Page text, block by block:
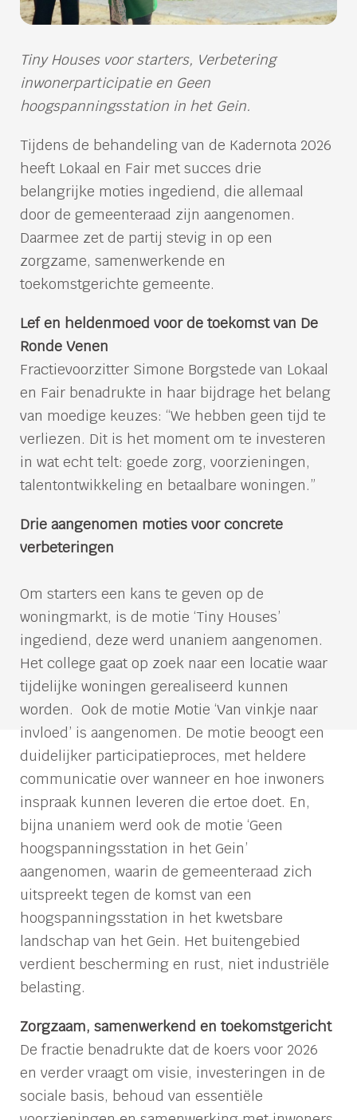
Tiny Houses voor starters, Verbetering
inwonerparticipatie en Geen
hoogspanningsstation in het Gein.
Tijdens de behandeling van de Kadernota 2026
heeft Lokaal en Fair met succes drie
belangrijke moties ingediend, die allemaal
door de gemeenteraad zijn aangenomen.
Daarmee zet de partij stevig in op een
zorgzame, samenwerkende en
toekomstgerichte gemeente.
Lef en heldenmoed voor de toekomst van De
Ronde Venen
Fractievoorzitter Simone Borgstede van Lokaal
en Fair benadrukte in haar bijdrage het belang
van moedige keuzes: “We hebben geen tijd te
verliezen. Dit is het moment om te investeren
in wat echt telt: goede zorg, voorzieningen,
talentontwikkeling en betaalbare woningen.”
Drie aangenomen moties voor concrete
verbeteringen
Om starters een kans te geven op de
woningmarkt, is de motie ‘Tiny Houses’
ingediend, deze werd unaniem aangenomen.
Het college gaat op zoek naar een locatie waar
tijdelijke woningen gerealiseerd kunnen
worden. Ook de motie Motie ‘Van vinkje naar
invloed’ is aangenomen. De motie beoogt een
duidelijker participatieproces, met heldere
communicatie over wanneer en hoe inwoners
inspraak kunnen leveren die ertoe doet. En,
bijna unaniem werd ook de motie ‘Geen
hoogspanningsstation in het Gein’
aangenomen, waarin de gemeenteraad zich
uitspreekt tegen de komst van een
hoogspanningsstation in het kwetsbare
landschap van het Gein. Het buitengebied
verdient bescherming en rust, niet industriële
belasting.
Zorgzaam, samenwerkend en toekomstgericht
De fractie benadrukte dat de koers voor 2026
en verder vraagt om visie, investeringen in de
sociale basis, behoud van essentiële